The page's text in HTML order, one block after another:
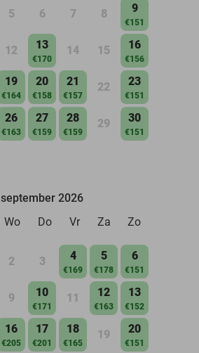
5 6 7 8 9
€151
12 13
€170
14 15 16
€156
19
€164
20
€158
21
€157
22 23
€151
26
€163
27
€159
28
€159
29 30
€151
september 2026
Wo Do Vr Za Zo
2 3 4
€169
5
€178
6
€151
9 10
€171
11 12
€163
13
€152
16
€205
17
€201
18
€165
19 20
€151